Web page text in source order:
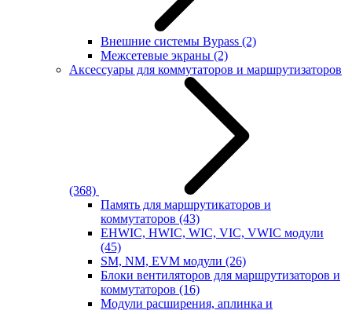
Внешние системы Bypass (2)
Межсетевые экраны (2)
Аксессуары для коммутаторов и маршрутизаторов
(368)
Память для маршрутикаторов и
коммутаторов (43)
EHWIC, HWIC, WIC, VIC, VWIC модули
(45)
SM, NM, EVM модули (26)
Блоки вентиляторов для маршрутизаторов и
коммутаторов (16)
Модули расширения, аплинка и